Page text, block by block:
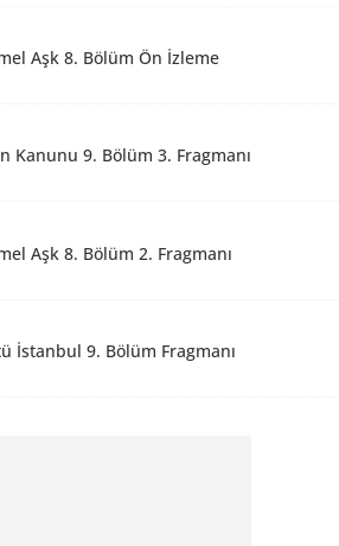
Aşk 8. Bölüm Ön İzleme
Kanunu 9. Bölüm 3. Fragmanı
Aşk 8. Bölüm 2. Fragmanı
İstanbul 9. Bölüm Fragmanı